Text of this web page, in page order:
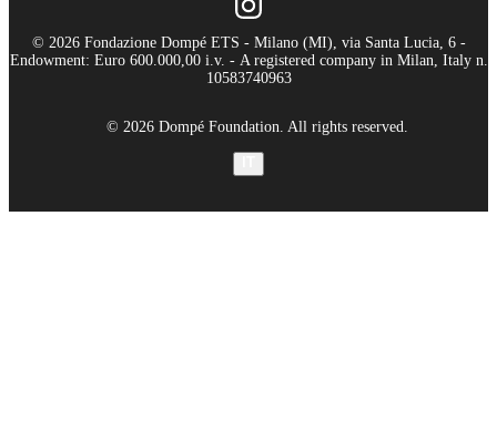
© 2026 Fondazione Dompé ETS - Milano (MI), via Santa Lucia, 6 -
Endowment: Euro 600.000,00 i.v. - A registered company in Milan, Italy n.
10583740963
© 2026 Dompé Foundation. All rights reserved.